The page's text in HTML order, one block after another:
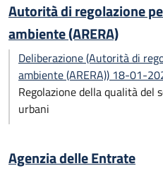
Autorità di regolazione
ambiente (ARERA)
Deliberazione (Autorità di
ambiente (ARERA)) 18-01-
Regolazione della qualità
urbani
Agenzia delle Entrate